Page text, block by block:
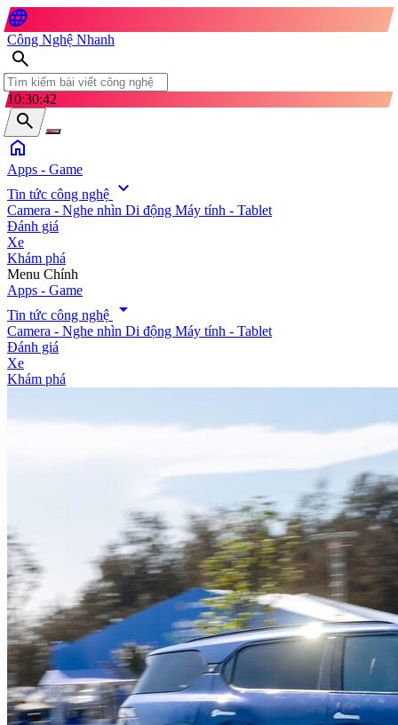
language
Công Nghệ Nhanh
search
10:30:44
search
home
Apps - Game
Tin tức công nghệ expand_more
Camera - Nghe nhìn Di động Máy tính - Tablet
Đánh giá
Xe
Khám phá
search
Menu Chính
Apps - Game
Tin tức công nghệ
arrow_drop_down
Camera - Nghe nhìn Di động Máy tính - Tablet
Đánh giá
Xe
Khám phá